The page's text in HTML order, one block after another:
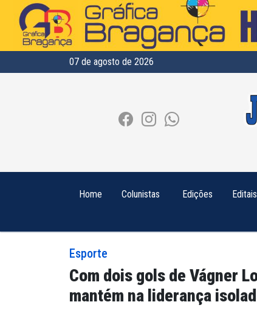
07 de agosto de 2026
Home Colunistas Edições Editais
Esporte
Com dois gols de Vágner
mantém na liderança